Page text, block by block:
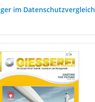
im Datenschutzvergleich